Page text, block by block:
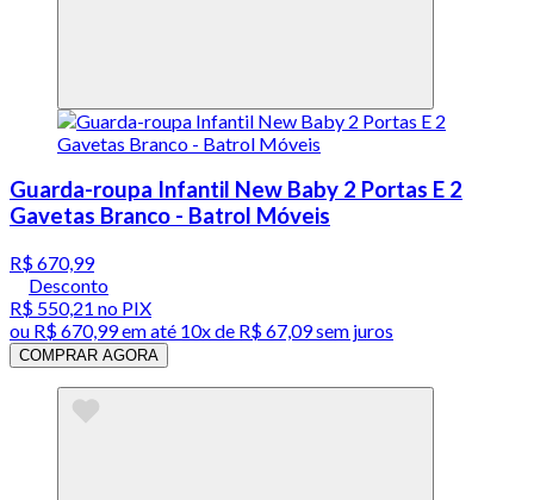
Guarda-roupa Infantil New Baby 2 Portas E 2
Gavetas Branco - Batrol Móveis
R$ 670,99
Desconto
R$ 550,21 no PIX
ou R$ 670,99em até 10x de R$ 67,09 sem juros
COMPRAR AGORA